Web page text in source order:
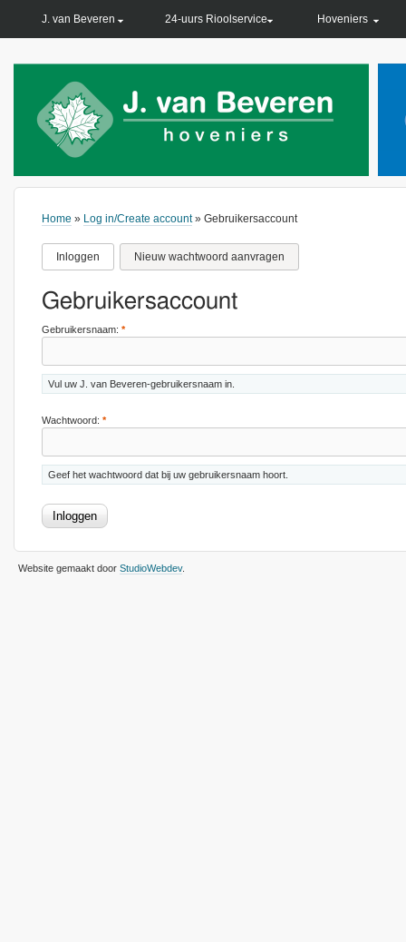
J. van Beveren 24-uurs Rioolservice Hoveniers
Home » Log in/Create account» Gebruikersaccount
Inloggen Nieuw wachtwoord aanvragen
Gebruikersaccount
Gebruikersnaam: *
Vul uw J. van Beveren-gebruikersnaam in.
Wachtwoord: *
Geef het wachtwoord dat bij uw gebruikersnaam hoort.
Website gemaakt door StudioWebdev.